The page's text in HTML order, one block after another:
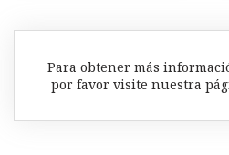
Para obtener más
por favor visite nuestra